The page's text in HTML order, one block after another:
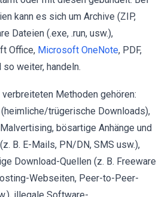
kann es sich um Archive (ZIP,
Dateien (.exe, .run, usw.),
Office, Microsoft OneNote, PDF,
so weiter, handeln.
Methoden gehören:
trügerische Downloads),
bösartige Anhänge und
B. E-Mails, PN/DN, SMS usw.),
Download-Quellen (z. B. Freeware
Webseiten, Peer-to-Peer-